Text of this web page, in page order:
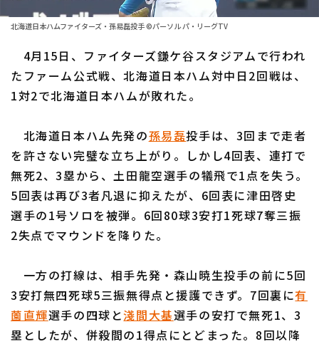
ファーム東地区
ファーム西地区
交流戦
選手名鑑トップ
北海道日本ハムファイターズ
東北楽天ゴールデンイーグルス
千葉ロッテマリーンズ
オリックス・バファローズ
福岡ソフトバンクホークス
ニュース
設定
北海道日本ハムファイターズ・孫易磊投手 ©パーソル パ・リーグTV
4月15日、ファイターズ鎌ケ谷スタジアムで行われ
たファーム公式戦、北海道日本ハム対中日2回戦は、
1対2で北海道日本ハムが敗れた。
北海道日本ハム先発の孫易磊投手は、3回まで走者
を許さない完璧な立ち上がり。しかし4回表、連打で
無死2、3塁から、土田龍空選手の犠飛で1点を失う。
5回表は再び3者凡退に抑えたが、6回表に津田啓史
選手の1号ソロを被弾。6回80球3安打1死球7奪三振
2失点でマウンドを降りた。
一方の打線は、相手先発・森山暁生投手の前に5回
3安打無四死球5三振無得点と援護できず。7回裏に有
薗直輝選手の四球と淺間大基選手の安打で無死1、3
塁としたが、併殺間の1得点にとどまった。8回以降